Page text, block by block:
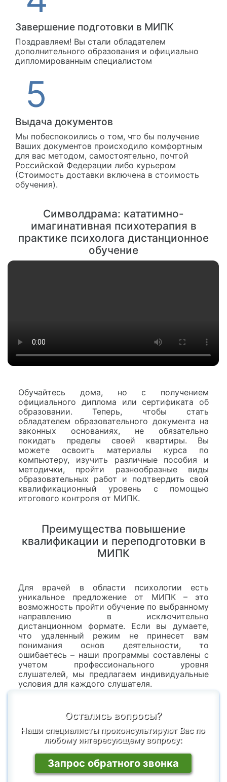
Завершение подготовки в МИПК
Поздравляем! Вы стали обладателем
дополнительного образования и официально
дипломированным специалистом
Выдача документов
Мы побеспокоились о том, что бы получение
Ваших документов происходило комфортным
для вас методом, самостоятельно, почтой
Российской Федерации либо курьером
(Стоимость доставки включена в стоимость
обучения).
Символдрама: кататимно-
имагинативная психотерапия в
практике психолога дистанционное
обучение
Обучайтесь дома, но с получением
официального диплома или сертификата об
образовании. Теперь, чтобы стать
обладателем образовательного документа на
законных основаниях, не обязательно
покидать пределы своей квартиры. Вы
можете освоить материалы курса по
компьютеру, изучить различные пособия и
методички, пройти разнообразные виды
образовательных работ и подтвердить свой
квалификационный уровень с помощью
итогового контроля от МИПК.
Преимущества повышение
квалификации и переподготовки в
МИПК
Для врачей в области психологии есть
уникальное предложение от МИПК – это
возможность пройти обучение по выбранному
направлению в исключительно
дистанционном формате. Если вы думаете,
что удаленный режим не принесет вам
понимания основ деятельности, то
ошибаетесь – наши программы составлены с
учетом профессионального уровня
слушателей, мы предлагаем индивидуальные
условия для каждого слушателя.
Остались вопросы?
Наши специалисты проконсультируют Вас по
любому интересующему вопросу:
Запрос обратного звонка